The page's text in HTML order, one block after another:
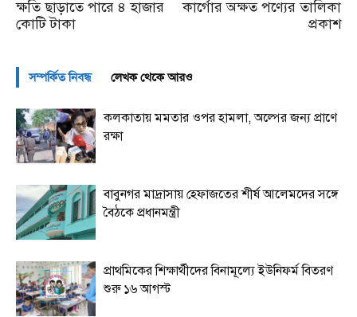
ক্ষতি ছাড়াতে পারে ৪ হাজার
কোটি টাকা
কার্গোর অক্ষত পণ্যের তালিকা
প্রকাশ
সম্পর্কিত নিবন্ধ লেখক থেকে আরও
কলকাতায় মমতার ওপর হামলা, অল্পের জন্য প্রাণে
রক্ষা
বাবুনগর মাদ্রাসায় হেফাজতের শীর্ষ আলেমদের সঙ্গে
বৈঠকে প্রধানমন্ত্রী
প্রাথমিকের শিক্ষার্থীদের বিনামূল্যে ইউনিফর্ম বিতরণ
শুরু ১৬ আগস্ট